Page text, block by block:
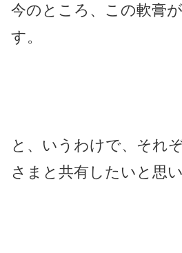
今のところ、この軟膏
す。
と、いうわけで、それ
さまと共有したいと思い